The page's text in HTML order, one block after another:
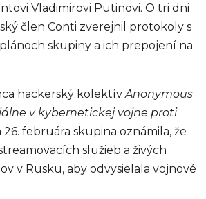
Vladimirovi Putinovi. O tri dni
člen Conti zverejnil protokoly s
skupiny a ich prepojení na
hackerský kolektívAnonymous
v kybernetickej vojne proti
26. februára skupina oznámila, že
služieb a živých
v Rusku, aby odvysielala vojnové